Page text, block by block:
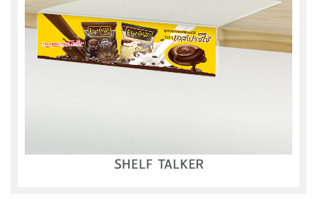
SHELF TALKER